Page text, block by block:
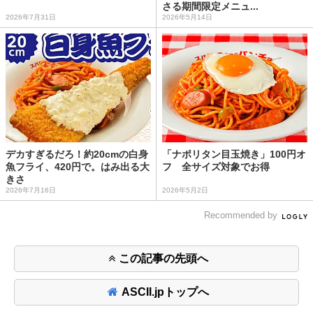
2026年7月31日
さる期間限定メニュ...
2026年5月14日
デカすぎるだろ！約20cmの白身
魚フライ、420円で。はみ出る大
きさ
2026年7月16日
「ナポリタン目玉焼き」100円オ
フ 全サイズ対象でお得
2026年5月2日
Recommended by
この記事の先頭へ
ASCII.jpトップへ